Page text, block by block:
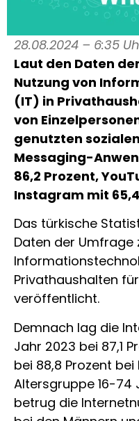
28.08.2024 – 6:35
Laut den Daten
Nutzung von
(IT) in
von
genutzten
Messaging-
86,2 Prozent,
Instagram mit
Das türkische
Daten der Umfrage
Privathaushalten
veröffentlicht.
Demnach lag die
Jahr 2023 bei 87,1
bei 88,8 Prozent
Altersgruppe 16-74
betrug die